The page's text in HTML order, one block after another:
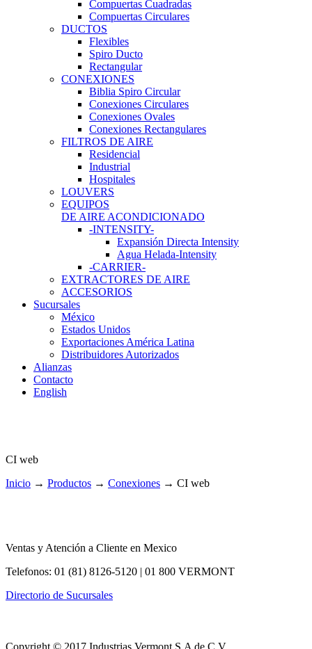
Compuertas Cuadradas
Compuertas Circulares
DUCTOS
Flexibles
Spiro Ducto
Rectangular
CONEXIONES
Biblia Spiro Circular
Conexiones Circulares
Conexiones Ovales
Conexiones Rectangulares
FILTROS DE AIRE
Residencial
Industrial
Hospitales
LOUVERS
EQUIPOS
DE AIRE ACONDICIONADO
-INTENSITY-
Expansión Directa Intensity
Agua Helada-Intensity
-CARRIER-
EXTRACTORES DE AIRE
ACCESORIOS
Sucursales
México
Estados Unidos
Exportaciones América Latina
Distribuidores Autorizados
Alianzas
Contacto
English
CI web
Inicio → Productos → Conexiones → CI web
Ventas y Atención a Cliente en Mexico
Telefonos: 01 (81) 8126-5120 | 01 800 VERMONT
Directorio de Sucursales
Copyright © 2017 Industrias Vermont S.A de C.V.